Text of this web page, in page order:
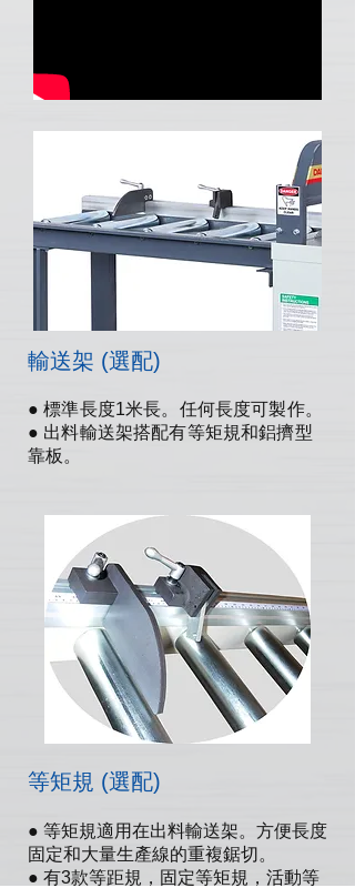
輸送架 (選配)
● 標準長度1米長。任何長度可製作。
● 出料輸送架搭配有等矩規和鋁擠型
靠板。
等矩規 (選配)
● 等矩規適用在出料輸送架。方便長度
固定和大量生產線的重複鋸切。
● 有3款等距規，固定等矩規，活動等